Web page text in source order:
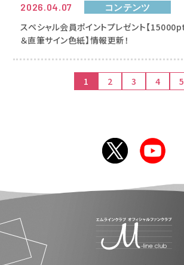
2026.04.07 コンテンツ
スペシャル会員ポイントプレゼント【
＆直筆サイン色紙】情報更新！
1 2 3 4 5